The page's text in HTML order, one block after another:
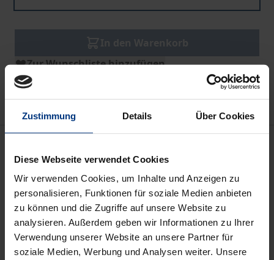
Zustimmung Details Über Cookies
Diese Webseite verwendet Cookies
Wir verwenden Cookies, um Inhalte und Anzeigen zu
personalisieren, Funktionen für soziale Medien anbieten
zu können und die Zugriffe auf unsere Website zu
analysieren. Außerdem geben wir Informationen zu Ihrer
Verwendung unserer Website an unsere Partner für
soziale Medien, Werbung und Analysen weiter. Unsere
In den Warenkorb
Zur Wunschliste hinzufügen
Hinweise zu Versandkosten
Auflage
1
ISBN
978-3-7930-9187-5